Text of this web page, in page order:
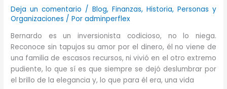
Deja un comentario /Blog,Finanzas,Historia,Personas y
Organizaciones / Poradminperflex
Bernardo es un inversionista codicioso, no lo niega.
Reconoce sin tapujos su amor por el dinero, él no viene de
una familia de escasos recursos, ni vivió en el otro extremo
pudiente, lo que sí es que siempre se dejó deslumbrar por
el brillo de la elegancia y, lo que para él era, una vida